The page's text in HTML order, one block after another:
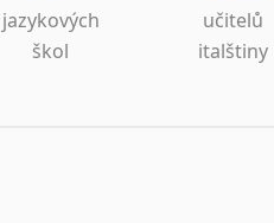
jazykových
škol
učitelů
italštiny